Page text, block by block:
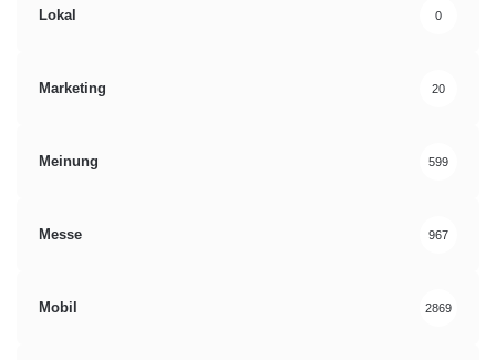
Lokal 0
Marketing 20
Meinung 599
Messe 967
Mobil 2869